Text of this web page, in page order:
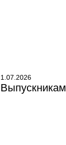
1.07.2026